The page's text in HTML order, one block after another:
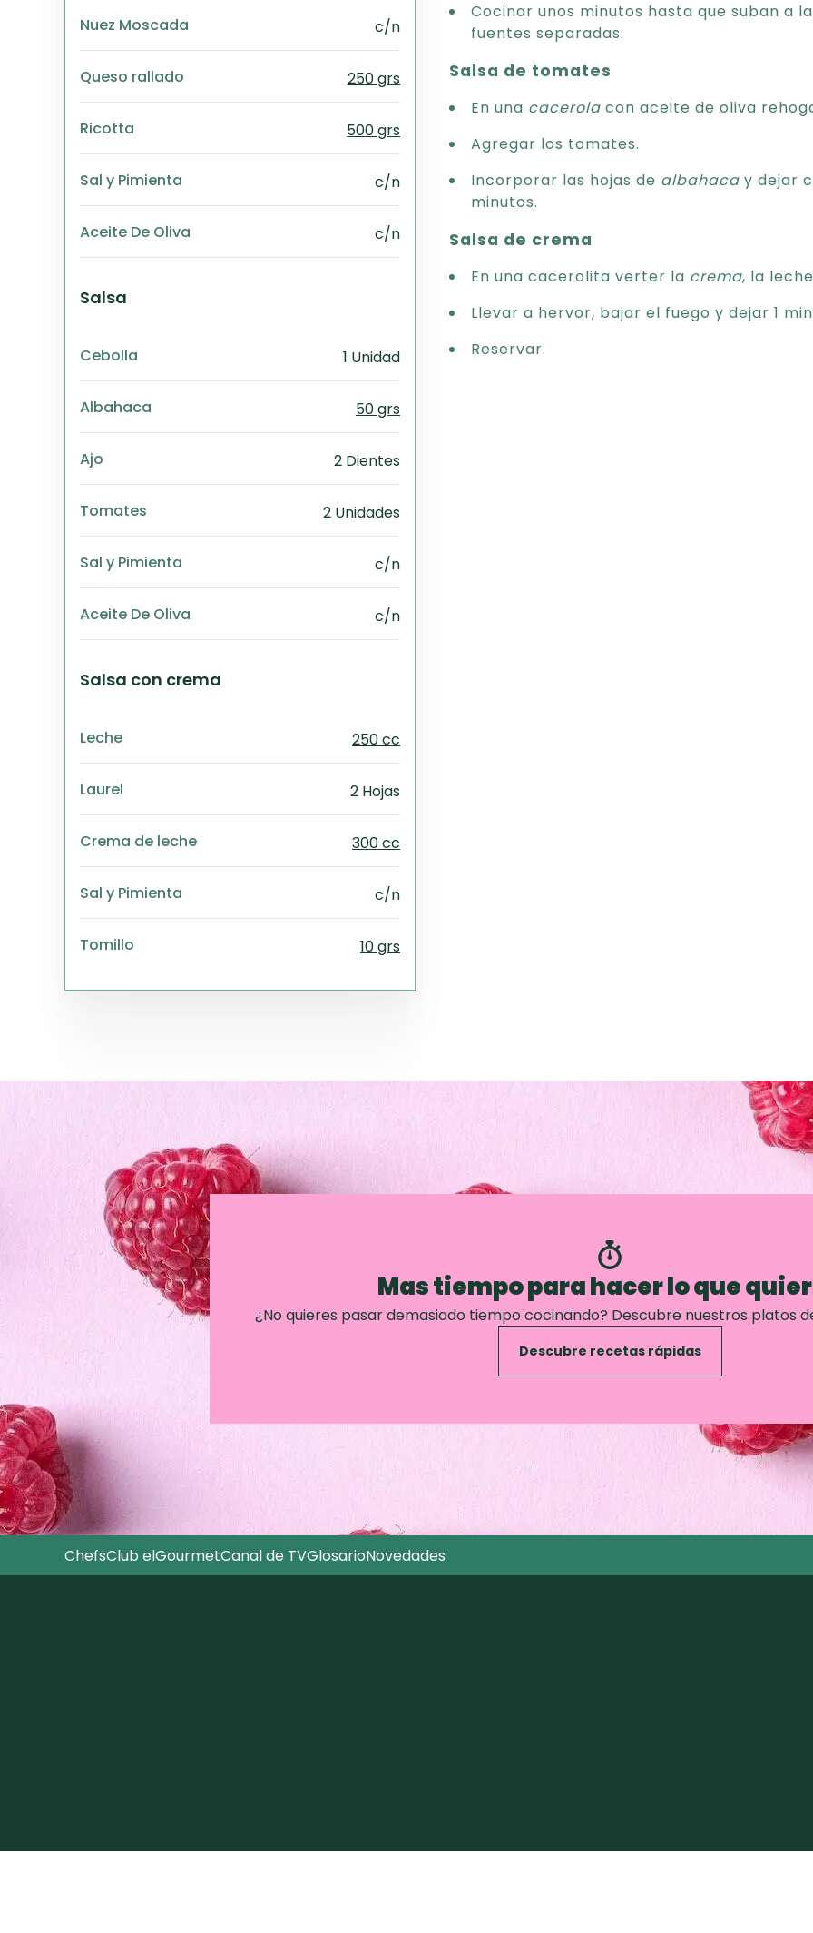
Nuez Moscada c/n
Queso rallado 250 grs
Ricotta 500 grs
Sal y Pimienta c/n
Aceite De Oliva c/n
Salsa
Cebolla 1 Unidad
Albahaca 50 grs
Ajo 2 Dientes
Tomates 2 Unidades
Sal y Pimienta c/n
Aceite De Oliva c/n
Salsa con crema
Leche 250 cc
Laurel 2 Hojas
Crema de leche 300 cc
Sal y Pimienta c/n
Tomillo 10 grs
Cocinar unos minutos hasta que suban a
fuentes separadas.
Salsa de tomates
En una cacerola con aceite de oliva
Agregar los tomates.
Incorporar las hojas de albahaca y dejar
minutos.
Salsa de crema
En una cacerolita verter la crema, la
Llevar a hervor, bajar el fuego y dejar 1
Reservar.
Mas tiempo para hacer lo que
¿No quieres pasar demasiado tiempo cocinando? Descubre nuestros platos
Descubre recetas rápidas
ChefsClub elGourmetCanal de TVGlosarioNovedades